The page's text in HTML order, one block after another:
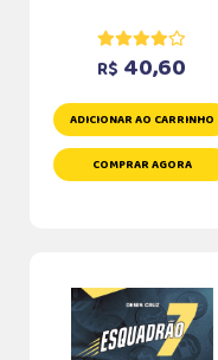
R$ 40,60
ADICIONAR AO CARRINHO
COMPRAR AGORA